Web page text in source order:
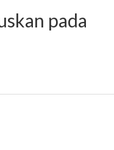
pada